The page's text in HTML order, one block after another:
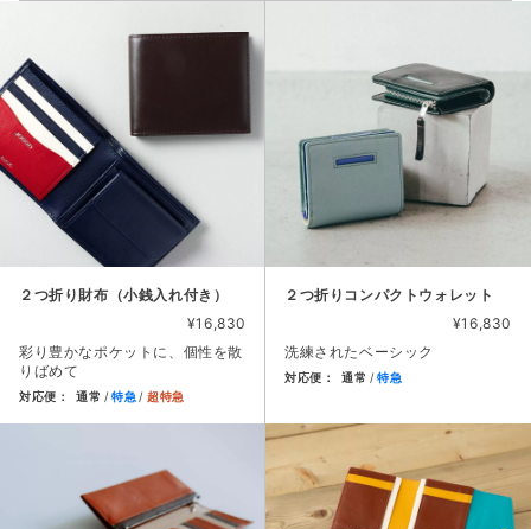
２つ折り財布（小銭入れ付き）
¥16,830
彩り豊かなポケットに、個性を散
りばめて
対応便： 通常 特急 超特急
商品カード。商品: ２つ折り財布（小銭入れ付き）, 価格:
２つ折りコンパクトウォレット
¥16,830
洗練されたベーシック
対応便： 通常 特急